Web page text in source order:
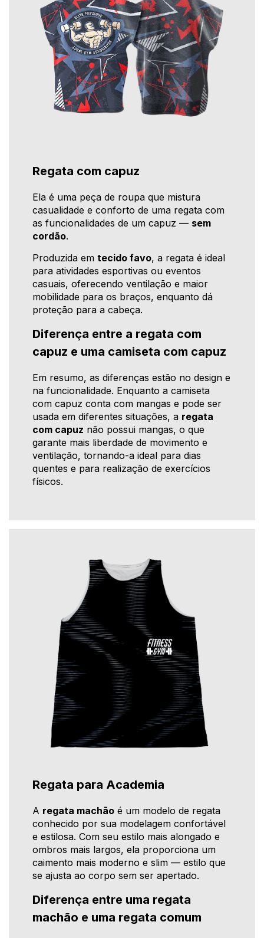
Regata com capuz
Ela é uma peça de roupa que mistura
casualidade e conforto de uma regata com
as funcionalidades de um capuz — sem
cordão.
Produzida em tecido favo, a regata é ideal
para atividades esportivas ou eventos
casuais, oferecendo ventilação e maior
mobilidade para os braços, enquanto dá
proteção para a cabeça.
Diferença entre a regata com
capuz e uma camiseta com capuz
Em resumo, as diferenças estão no design e
na funcionalidade. Enquanto a camiseta
com capuz conta com mangas e pode ser
usada em diferentes situações, a regata
com capuz não possui mangas, o que
garante mais liberdade de movimento e
ventilação, tornando-a ideal para dias
quentes e para realização de exercícios
físicos.
Regata para Academia
A regata machão é um modelo de regata
conhecido por sua modelagem confortável
e estilosa. Com seu estilo mais alongado e
ombros mais largos, ela proporciona um
caimento mais moderno e slim — estilo que
se ajusta ao corpo sem ser apertado.
Diferença entre uma regata
machão e uma regata comum